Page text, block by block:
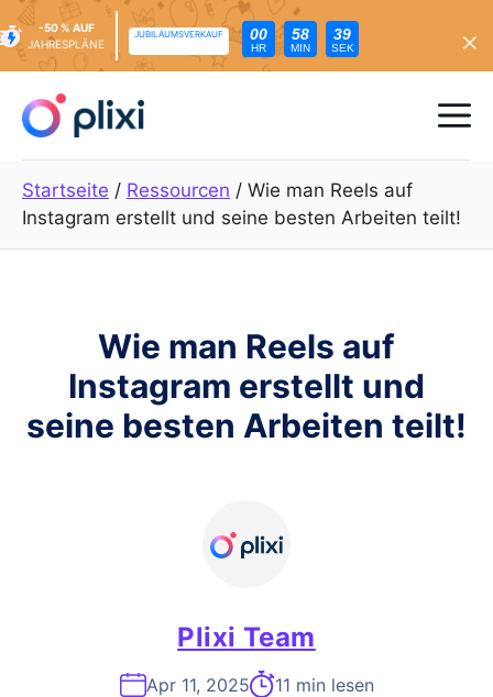
Inhalt
springen
-50 % AUF
JAHRESPLÄNE
JUBILÄUMSVERKAUF 00
HR
58
MIN
38
SEK
Startseite / Ressourcen / Wie man Reels auf
Instagram erstellt und seine besten Arbeiten teilt!
Wie man Reels auf
Instagram erstellt und
seine besten Arbeiten teilt!
Plixi Team
Apr 11, 2025 11 min lesen